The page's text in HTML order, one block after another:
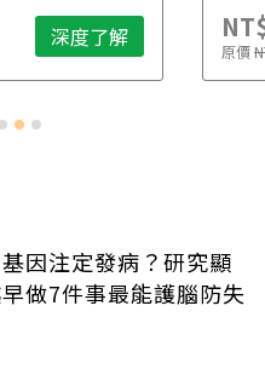
深度了解 原價
因注定發病？研究顯
做7件事最能護腦防失